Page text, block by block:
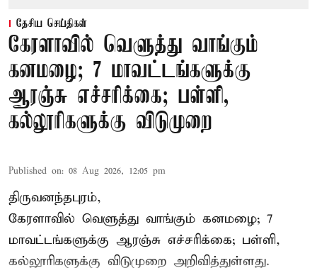
தேசிய செய்திகள்
கேரளாவில் வெளுத்து வாங்கும்
கனமழை; 7 மாவட்டங்களுக்கு
ஆரஞ்சு எச்சரிக்கை; பள்ளி,
கல்லூரிகளுக்கு விடுமுறை
Published on: 08 Aug 2026, 12:05 pm
திருவனந்தபுரம்,
கேரளாவில் வெளுத்து வாங்கும் கனமழை; 7
மாவட்டங்களுக்கு ஆரஞ்சு எச்சரிக்கை; பள்ளி,
கல்லூரிகளுக்கு விடுமுறை அறிவித்துள்ளது.